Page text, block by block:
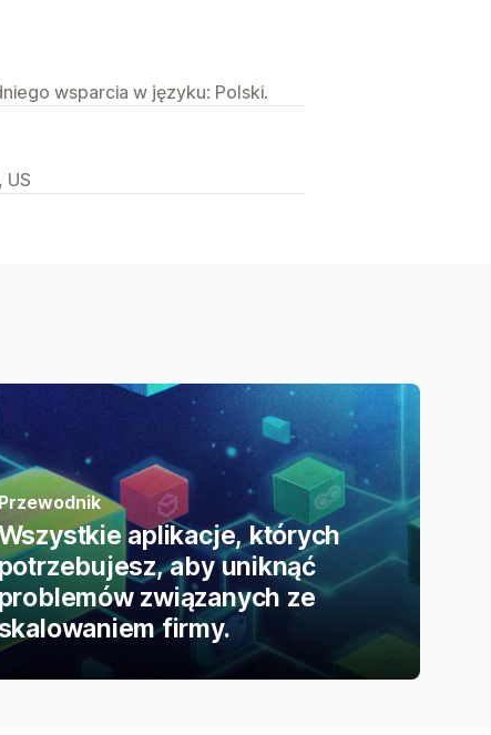
wsparcia w języku: Polski.
US
Przewodnik
aplikacje, których
aby uniknąć
problemów związanych ze
firmy.